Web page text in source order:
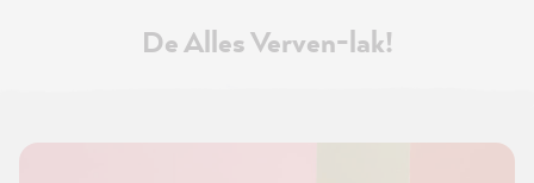
De Alles Verven-lak!